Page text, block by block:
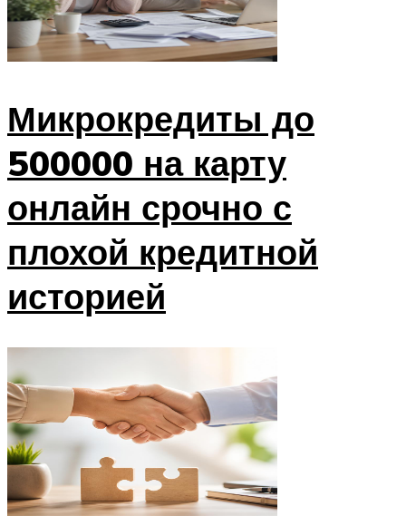
Микрокредиты до
500000 на карту
онлайн срочно с
плохой кредитной
историей